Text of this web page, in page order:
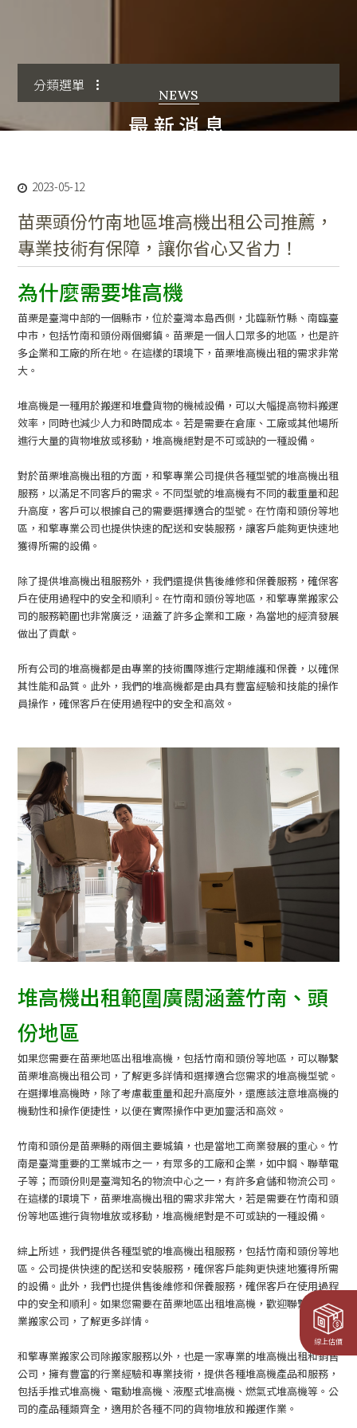
分類選單
NEWS
最新消息
2023-05-12
苗栗頭份竹南地區堆高機出租公司推薦，
專業技術有保障，讓你省心又省力！
為什麼需要堆高機
苗栗是臺灣中部的一個縣市，位於臺灣本島西側，北臨新竹縣、南臨臺
中市，包括竹南和頭份兩個鄉鎮。苗栗是一個人口眾多的地區，也是許
多企業和工廠的所在地。在這樣的環境下，苗栗堆高機出租的需求非常
大。
堆高機是一種用於搬運和堆疊貨物的機械設備，可以大幅提高物料搬運
效率，同時也減少人力和時間成本。若是需要在倉庫、工廠或其他場所
進行大量的貨物堆放或移動，堆高機絕對是不可或缺的一種設備。
對於苗栗堆高機出租的方面，和擎專業公司提供各種型號的堆高機出租
服務，以滿足不同客戶的需求。不同型號的堆高機有不同的載重量和起
升高度，客戶可以根據自己的需要選擇適合的型號。在竹南和頭份等地
區，和擎專業公司也提供快速的配送和安裝服務，讓客戶能夠更快速地
獲得所需的設備。
除了提供堆高機出租服務外，我們還提供售後維修和保養服務，確保客
戶在使用過程中的安全和順利。在竹南和頭份等地區，和擎專業搬家公
司的服務範圍也非常廣泛，涵蓋了許多企業和工廠，為當地的經濟發展
做出了貢獻。
所有公司的堆高機都是由專業的技術團隊進行定期維護和保養，以確保
其性能和品質。此外，我們的堆高機都是由具有豐富經驗和技能的操作
員操作，確保客戶在使用過程中的安全和高效。
堆高機出租範圍廣闊涵蓋竹南、頭
份地區
如果您需要在苗栗地區出租堆高機，包括竹南和頭份等地區，可以聯繫
苗栗堆高機出租公司，了解更多詳情和選擇適合您需求的堆高機型號。
在選擇堆高機時，除了考慮載重量和起升高度外，還應該注意堆高機的
機動性和操作便捷性，以便在實際操作中更加靈活和高效。
竹南和頭份是苗栗縣的兩個主要城鎮，也是當地工商業發展的重心。竹
南是臺灣重要的工業城市之一，有眾多的工廠和企業，如中鋼、聯華電
子等；而頭份則是臺灣知名的物流中心之一，有許多倉儲和物流公司。
在這樣的環境下，苗栗堆高機出租的需求非常大，若是需要在竹南和頭
份等地區進行貨物堆放或移動，堆高機絕對是不可或缺的一種設備。
綜上所述，我們提供各種型號的堆高機出租服務，包括竹南和頭份等地
區。公司提供快速的配送和安裝服務，確保客戶能夠更快速地獲得所需
的設備。此外，我們也提供售後維修和保養服務，確保客戶在使用過程
中的安全和順利。如果您需要在苗栗地區出租堆高機，歡迎聯繫和擎專
業搬家公司，了解更多詳情。
和擎專業搬家公司除搬家服務以外，也是一家專業的堆高機出租和銷售
公司，擁有豐富的行業經驗和專業技術，提供各種堆高機產品和服務，
包括手推式堆高機、電動堆高機、液壓式堆高機、燃氣式堆高機等。公
司的產品種類齊全，適用於各種不同的貨物堆放和搬運作業。
線上估價